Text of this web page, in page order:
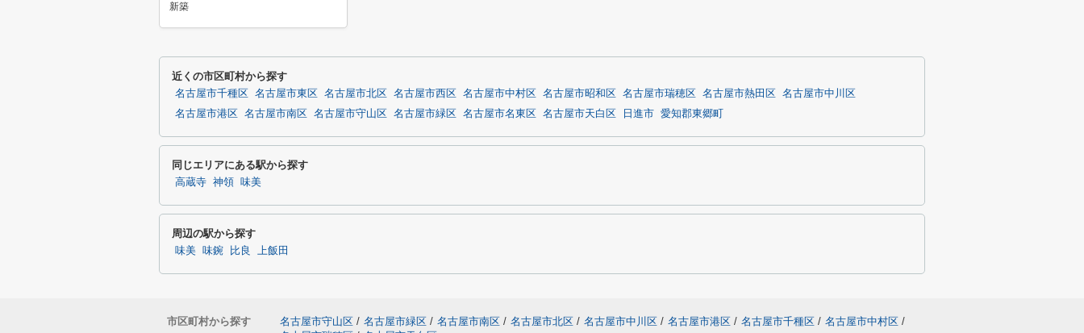
新築
近くの市区町村から探す
名古屋市千種区 名古屋市東区 名古屋市北区 名古屋市西区 名古屋市中村区 名古屋市昭和区 名古屋市瑞穂区 名古屋市熱田区
名古屋市中川区
名古屋市港区
名古屋市南区 名古屋市守山区 名古屋市緑区 名古屋市名東区 名古屋市天白区 日進市 愛知郡東郷町
同じエリアにある駅から探す
高蔵寺 神領 味美
周辺の駅から探す
味美 味鋺 比良 上飯田
市区町村から探す 名古屋市守山区 / 名古屋市緑区 / 名古屋市南区 / 名古屋市北区 / 名古屋市中川区 / 名古屋市港区 / 名古屋市千種区 / 名古屋市中村区 /